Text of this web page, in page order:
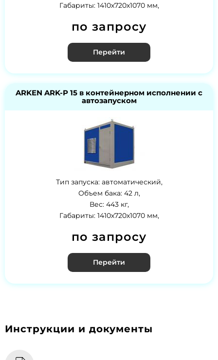
Габариты: 1410х720х1070 мм,
по запросу
Перейти
ARKEN ARK-P 15 в контейнерном исполнении с
автозапуском
Тип запуска: автоматический,
Объем бака: 42 л,
Вес: 443 кг,
Габариты: 1410х720х1070 мм,
по запросу
Перейти
Инструкции и документы